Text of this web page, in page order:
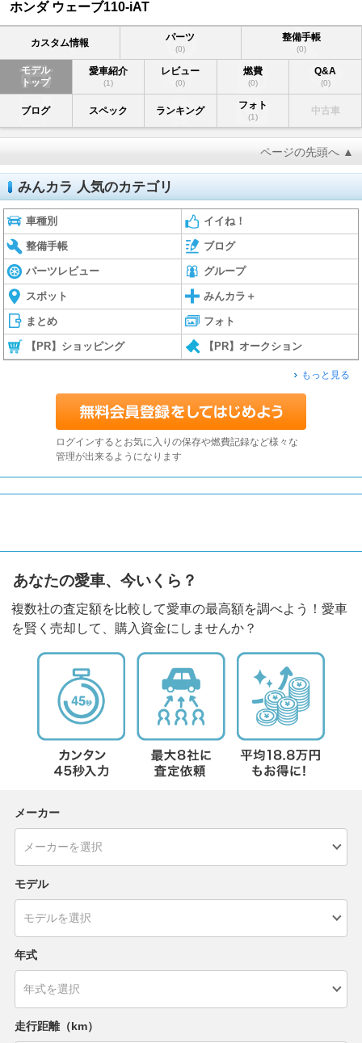
ホンダ ウェーブ110-iAT
カスタム情報 パーツ
(0)
整備手帳
(0)
モデル
トップ
愛車紹介
(1)
レビュー
(0)
燃費
(0)
Q&A
(0)
ブログ スペック ランキング フォト
(1)
中古車
ページの先頭へ ▲
みんカラ 人気のカテゴリ
車種別 イイね！
整備手帳 ブログ
パーツレビュー グループ
スポット みんカラ＋
まとめ フォト
【PR】ショッピング 【PR】オークション
もっと見る
ログインするとお気に入りの保存や燃費記録など様々な
管理が出来るようになります
あなたの愛車、今いくら？
複数社の査定額を比較して愛車の最高額を調べよう！愛車
を賢く売却して、購入資金にしませんか？
メーカー
モデル
年式
走行距離（km）